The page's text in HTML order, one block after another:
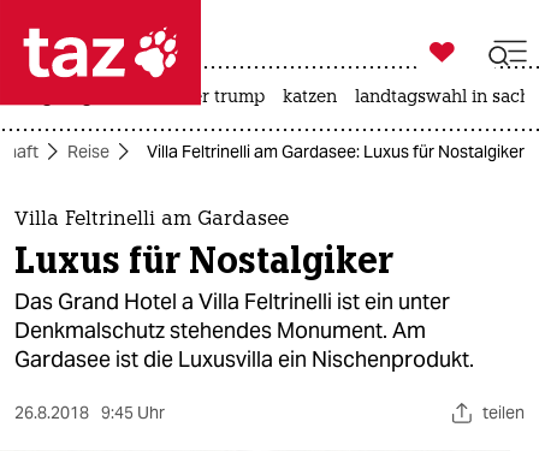
 taz zahl ich
taz zahl ich
themen
politik
öko

taz zahl ich
usa unter trump katzen landtagswahl in
Reise Villa Feltrinelli am Gardasee: Luxus für Nostalgiker
Villa Feltrinelli am Gardasee
Luxus für Nostalgiker
Das Grand Hotel a Villa Feltrinelli ist ein unter
Denkmalschutz stehendes Monument. Am
Gardasee ist die Luxusvilla ein Nischenprodukt.
26.8.2018 9:45 Uhr teilen